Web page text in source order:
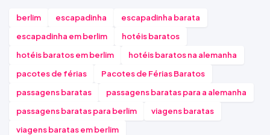
berlim escapadinha
escapadinha barata
escapadinha em berlim
hotéis baratos
hotéis baratos em berlim
hotéis baratos na alemanha
pacotes de férias
Pacotes de Férias Baratos
passagens baratas
passagens baratas para a alemanha
passagens baratas para berlim
viagens baratas
viagens baratas em berlim